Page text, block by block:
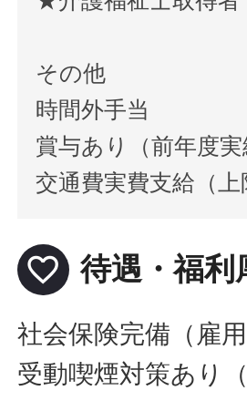
その他
時間外手当
賞与あり（前年度
交通費実費支給（上
favorite_border 待遇・福利
社会保険完備（雇
受動喫煙対策あり